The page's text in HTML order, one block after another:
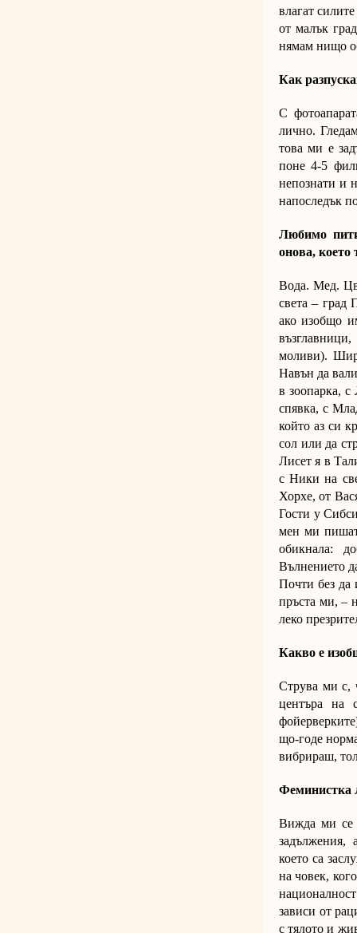
влагат
от малък
нямам нищо
Как
С
лично.
това ми е
поне 4-5
непознати и
напоследък
Любимо
онова, което
Вода. Мед.
света – град
ако изобщо
моливи).
Навън да
в зоопарка,
спявка, с
който аз си
сол или да
Лисет я в
с Ники на
Хорхе, от
Гости у
мен ми
обикнала:
Вълнението
Почти без да
пръста ми, –
леко
Какво е
Струва ми с,
центъра на
що-годе
вибрираш,
Феминистка
Вижда ми се
задължения,
което са
на човек,
зависи от
с тялото и